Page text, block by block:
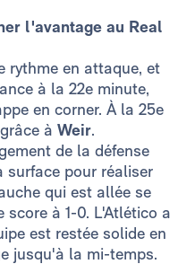
l'avantage au Real
rythme en attaque, et
à la 22e minute,
en corner. À la 25e
à Weir.
de la défense
surface pour réaliser
qui est allée se
à 1-0. L'Atlético a
est restée solide en
jusqu'à la mi-temps.